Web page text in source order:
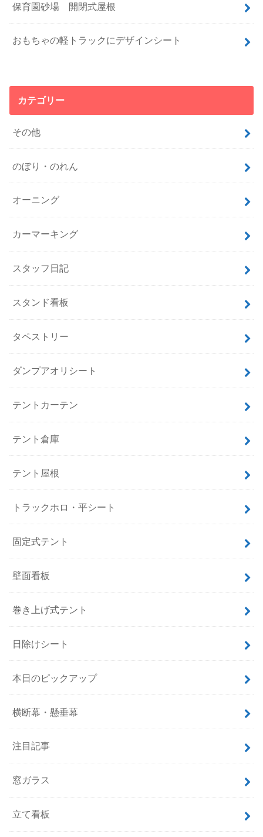
保育園砂場 開閉式屋根
おもちゃの軽トラックにデザインシート
カテゴリー
その他
のぼり・のれん
オーニング
カーマーキング
スタッフ日記
スタンド看板
タペストリー
ダンプアオリシート
テントカーテン
テント倉庫
テント屋根
トラックホロ・平シート
固定式テント
壁面看板
巻き上げ式テント
日除けシート
本日のピックアップ
横断幕・懸垂幕
注目記事
窓ガラス
立て看板